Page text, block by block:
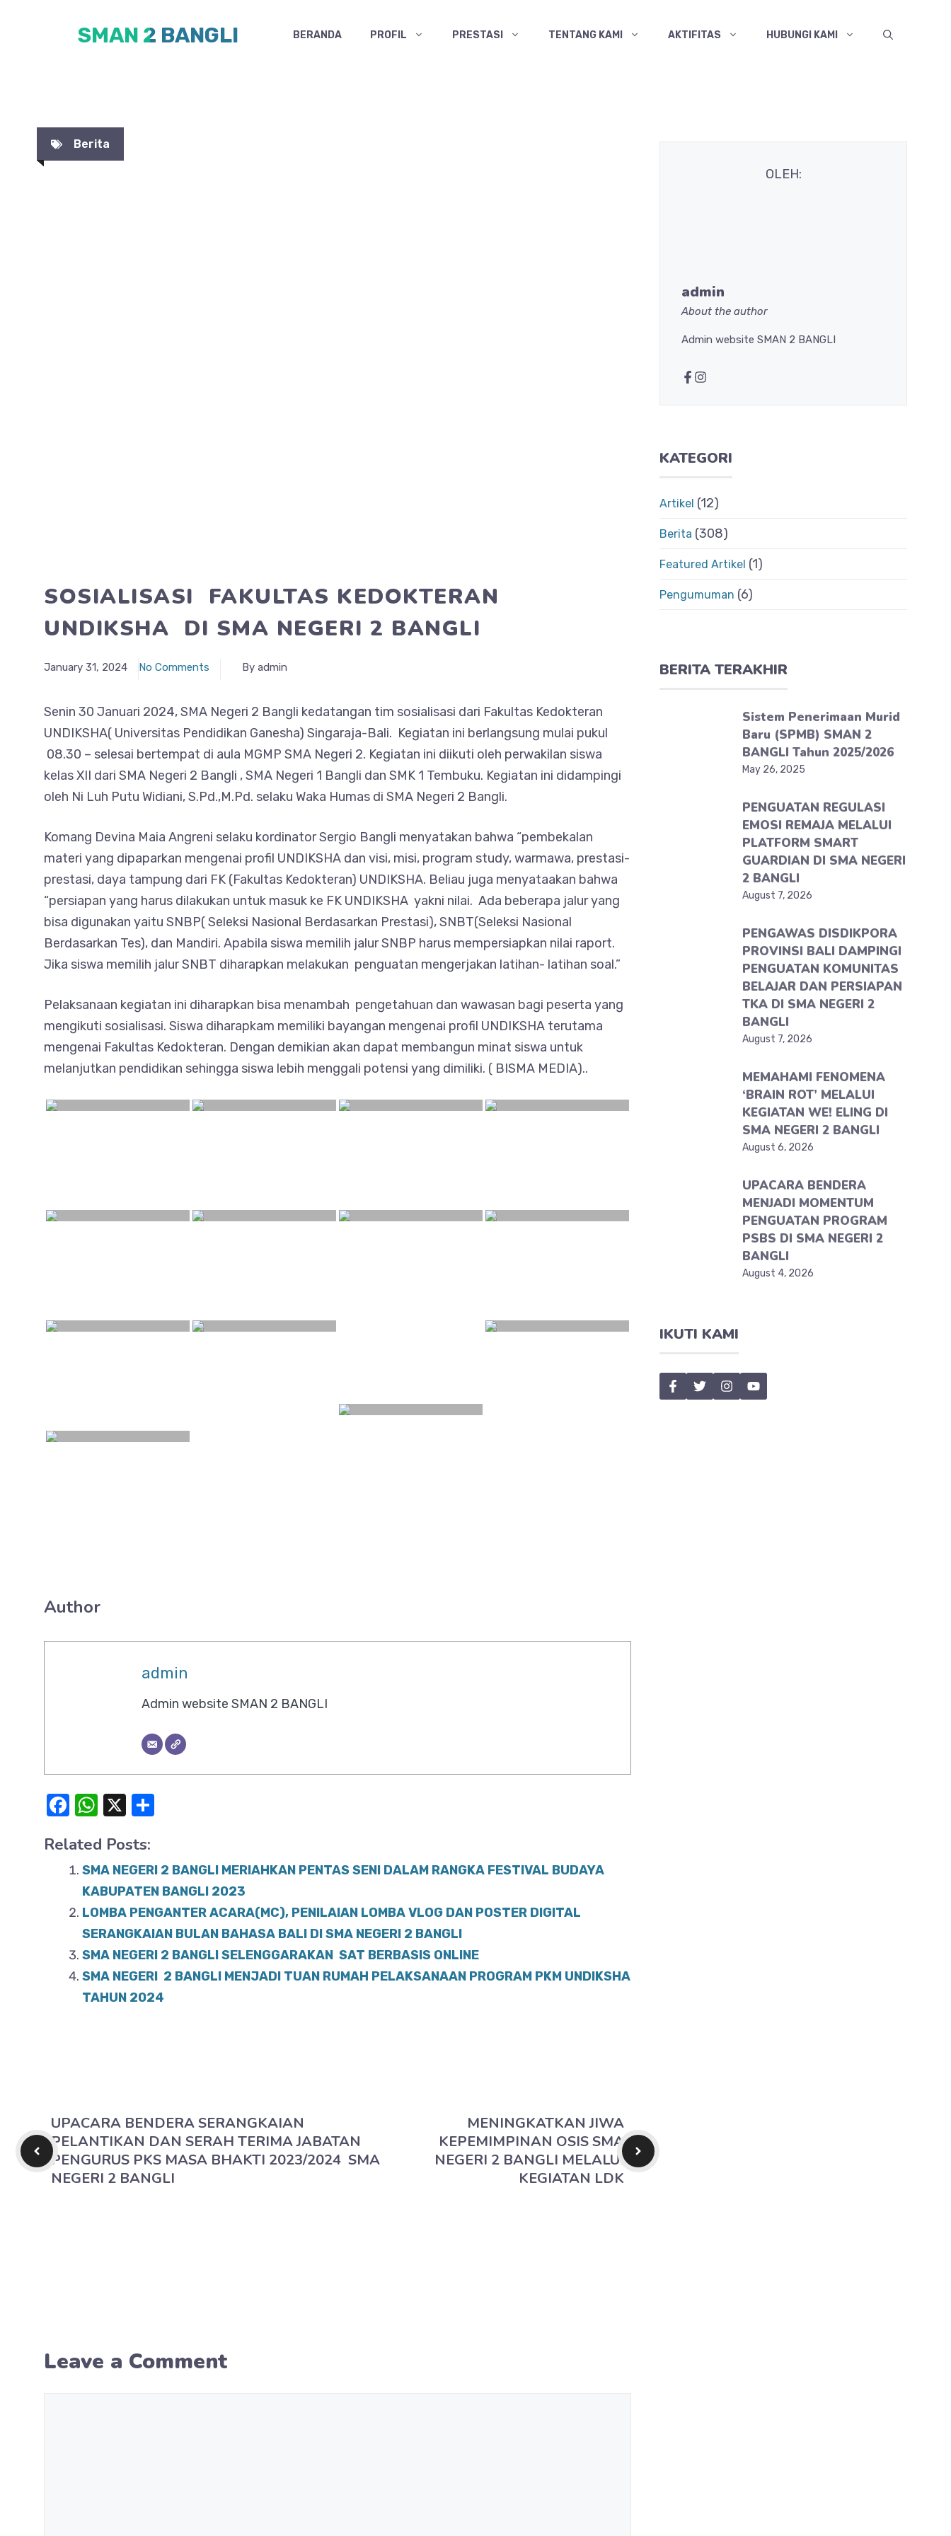
SMAN 2 BANGLI BERANDA PROFIL PRESTASI TENTANG KAMI AKTIFITAS HUBUNGI KAMI
Berita
SOSIALISASI FAKULTAS KEDOKTERAN
UNDIKSHA DI SMA NEGERI 2 BANGLI
January 31, 2024 No Comments By admin
Senin 30 Januari 2024, SMA Negeri 2 Bangli kedatangan tim sosialisasi dari Fakultas Kedokteran
UNDIKSHA( Universitas Pendidikan Ganesha) Singaraja-Bali. Kegiatan ini berlangsung mulai pukul
08.30 – selesai bertempat di aula MGMP SMA Negeri 2. Kegiatan ini diikuti oleh perwakilan siswa
kelas XII dari SMA Negeri 2 Bangli , SMA Negeri 1 Bangli dan SMK 1 Tembuku. Kegiatan ini didampingi
oleh Ni Luh Putu Widiani, S.Pd.,M.Pd. selaku Waka Humas di SMA Negeri 2 Bangli.
Komang Devina Maia Angreni selaku kordinator Sergio Bangli menyatakan bahwa “pembekalan
materi yang dipaparkan mengenai profil UNDIKSHA dan visi, misi, program study, warmawa, prestasi-
prestasi, daya tampung dari FK (Fakultas Kedokteran) UNDIKSHA. Beliau juga menyataakan bahwa
“persiapan yang harus dilakukan untuk masuk ke FK UNDIKSHA yakni nilai. Ada beberapa jalur yang
bisa digunakan yaitu SNBP( Seleksi Nasional Berdasarkan Prestasi), SNBT(Seleksi Nasional
Berdasarkan Tes), dan Mandiri. Apabila siswa memilih jalur SNBP harus mempersiapkan nilai raport.
Jika siswa memilih jalur SNBT diharapkan melakukan penguatan mengerjakan latihan- latihan soal.”
Pelaksanaan kegiatan ini diharapkan bisa menambah pengetahuan dan wawasan bagi peserta yang
mengikuti sosialisasi. Siswa diharapkam memiliki bayangan mengenai profil UNDIKSHA terutama
mengenai Fakultas Kedokteran. Dengan demikian akan dapat membangun minat siswa untuk
melanjutkan pendidikan sehingga siswa lebih menggali potensi yang dimiliki. ( BISMA MEDIA)..
Author
admin
Admin website SMAN 2 BANGLI
F
c
e
o
o
k
W
at
s
A
p
p
X
e
Related Posts:
SMA NEGERI 2 BANGLI MERIAHKAN PENTAS SENI DALAM RANGKA FESTIVAL BUDAYA
KABUPATEN BANGLI 2023
LOMBA PENGANTER ACARA(MC), PENILAIAN LOMBA VLOG DAN POSTER DIGITAL
SERANGKAIAN BULAN BAHASA BALI DI SMA NEGERI 2 BANGLI
SMA NEGERI 2 BANGLI SELENGGARAKAN SAT BERBASIS ONLINE
SMA NEGERI 2 BANGLI MENJADI TUAN RUMAH PELAKSANAAN PROGRAM PKM UNDIKSHA
TAHUN 2024
UPACARA BENDERA SERANGKAIAN
PELANTIKAN DAN SERAH TERIMA JABATAN
PENGURUS PKS MASA BHAKTI 2023/2024 SMA
NEGERI 2 BANGLI
MENINGKATKAN JIWA
KEPEMIMPINAN OSIS SMA
NEGERI 2 BANGLI MELALUI
KEGIATAN LDK
Leave a Comment
OLEH:
admin
About the author
Admin website SMAN 2 BANGLI
KATEGORI
Artikel (12)
Berita (308)
Featured Artikel (1)
Pengumuman (6)
BERITA TERAKHIR
Sistem Penerimaan Murid
Baru (SPMB) SMAN 2
BANGLI Tahun 2025/2026
May 26, 2025
PENGUATAN REGULASI
EMOSI REMAJA MELALUI
PLATFORM SMART
GUARDIAN DI SMA NEGERI
2 BANGLI
August 7, 2026
PENGAWAS DISDIKPORA
PROVINSI BALI DAMPINGI
PENGUATAN KOMUNITAS
BELAJAR DAN PERSIAPAN
TKA DI SMA NEGERI 2
BANGLI
August 7, 2026
MEMAHAMI FENOMENA
‘BRAIN ROT’ MELALUI
KEGIATAN WE! ELING DI
SMA NEGERI 2 BANGLI
August 6, 2026
UPACARA BENDERA
MENJADI MOMENTUM
PENGUATAN PROGRAM
PSBS DI SMA NEGERI 2
BANGLI
August 4, 2026
IKUTI KAMI